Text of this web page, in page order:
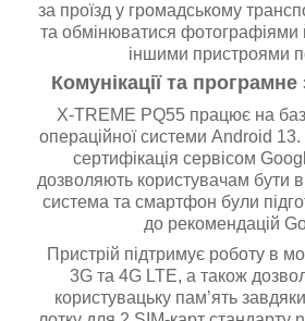
за проїзд у громадському
та обмінюватися
іншими пристроями
Комунікації та
X-TREME PQ55 працює на
операційної системи Android
сертифікація сервісом
дозволяють користувачам бути
система та смартфон були
до рекомендацій
Пристрій підтримує роботу в
3G та 4G LTE, а також
користувацьку пам’ять